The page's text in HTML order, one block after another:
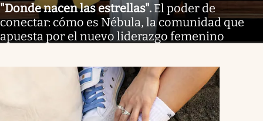
"Donde nacen las estrellas". El poder de
conectar: cómo es Nébula, la comunidad que
apuesta por el nuevo liderazgo femenino